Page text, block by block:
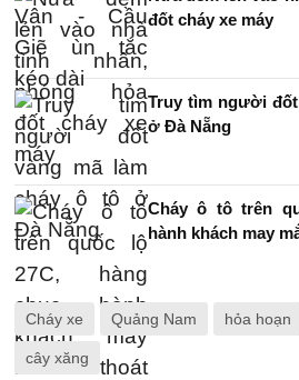
đốt cháy xe máy
Truy tìm người
ở Đà Nẵng
Cháy ô tô trên
hành khách may
Cháy xe Quảng Nam hỏa hoạn
cây xăng